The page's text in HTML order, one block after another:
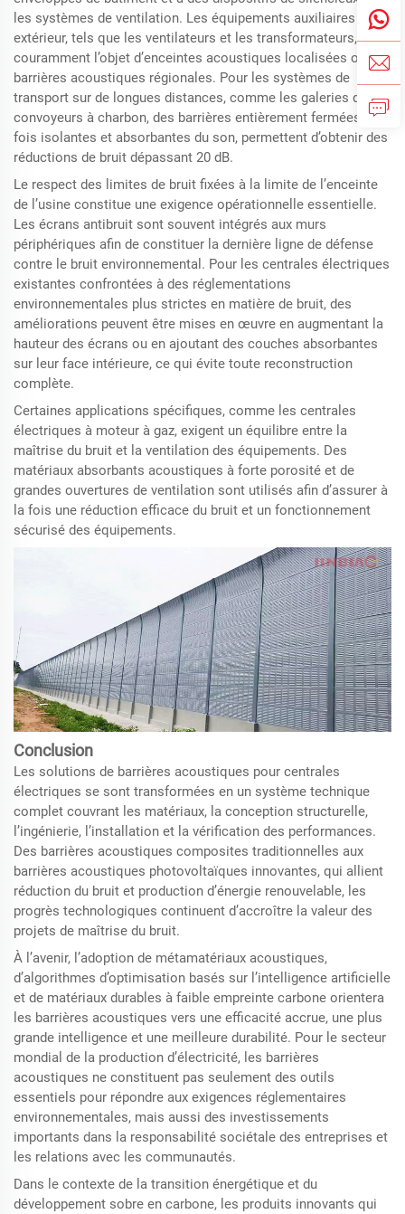
les systèmes de ventilation. Les équipements auxiliaires en
extérieur, tels que les ventilateurs et les transformateurs, font
couramment l’objet d’enceintes acoustiques localisées ou de
barrières acoustiques régionales. Pour les systèmes de
transport sur de longues distances, comme les galeries de
convoyeurs à charbon, des barrières entièrement fermées, à la
fois isolantes et absorbantes du son, permettent d’obtenir des
réductions de bruit dépassant 20 dB.
Le respect des limites de bruit fixées à la limite de l’enceinte
de l’usine constitue une exigence opérationnelle essentielle.
Les écrans antibruit sont souvent intégrés aux murs
périphériques afin de constituer la dernière ligne de défense
contre le bruit environnemental. Pour les centrales électriques
existantes confrontées à des réglementations
environnementales plus strictes en matière de bruit, des
améliorations peuvent être mises en œuvre en augmentant la
hauteur des écrans ou en ajoutant des couches absorbantes
sur leur face intérieure, ce qui évite toute reconstruction
complète.
Certaines applications spécifiques, comme les centrales
électriques à moteur à gaz, exigent un équilibre entre la
maîtrise du bruit et la ventilation des équipements. Des
matériaux absorbants acoustiques à forte porosité et de
grandes ouvertures de ventilation sont utilisés afin d’assurer à
la fois une réduction efficace du bruit et un fonctionnement
sécurisé des équipements.
Conclusion
Les solutions de barrières acoustiques pour centrales
électriques se sont transformées en un système technique
complet couvrant les matériaux, la conception structurelle,
l’ingénierie, l’installation et la vérification des performances.
Des barrières acoustiques composites traditionnelles aux
barrières acoustiques photovoltaïques innovantes, qui allient
réduction du bruit et production d’énergie renouvelable, les
progrès technologiques continuent d’accroître la valeur des
projets de maîtrise du bruit.
À l’avenir, l’adoption de métamatériaux acoustiques,
d’algorithmes d’optimisation basés sur l’intelligence artificielle
et de matériaux durables à faible empreinte carbone orientera
les barrières acoustiques vers une efficacité accrue, une plus
grande intelligence et une meilleure durabilité. Pour le secteur
mondial de la production d’électricité, les barrières
acoustiques ne constituent pas seulement des outils
essentiels pour répondre aux exigences réglementaires
environnementales, mais aussi des investissements
importants dans la responsabilité sociétale des entreprises et
les relations avec les communautés.
Dans le contexte de la transition énergétique et du
développement sobre en carbone, les produits innovants qui